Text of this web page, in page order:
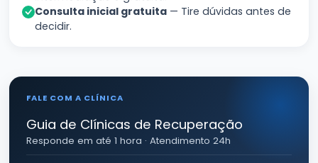
Consulta inicial gratuita — Tire dúvidas antes de
decidir.
FALE COM A CLÍNICA
Guia de Clínicas de Recuperação
Responde em até 1 hora · Atendimento 24h